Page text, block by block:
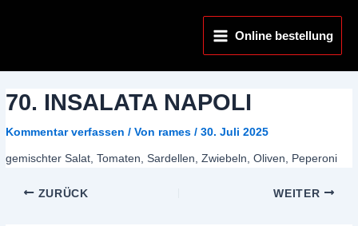
Main
MenuOnline bestellung
70. INSALATA NAPOLI
Kommentar verfassen / Von rames/30. Juli 2025
gemischter Salat, Tomaten, Sardellen, Zwiebeln, Oliven, Peperoni
ZURÜCK WEITER